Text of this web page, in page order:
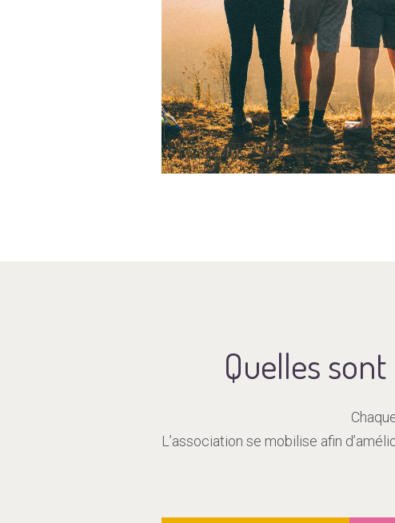
Quelles
L’association se mobilise afin